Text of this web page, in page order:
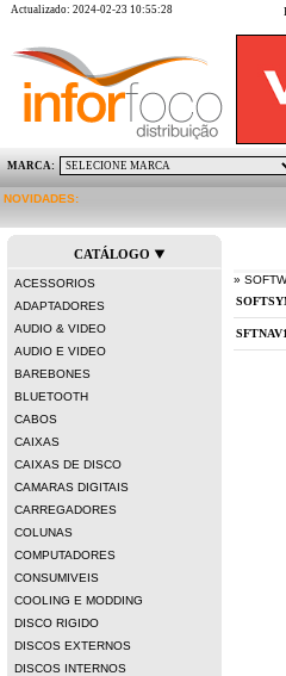
Actualizado: 2024-02-23 10:55:28
MARCA:
NOVIDADES:
CATÁLOGO
ACESSORIOS
ADAPTADORES
AUDIO & VIDEO
AUDIO E VIDEO
BAREBONES
BLUETOOTH
CABOS
CAIXAS
CAIXAS DE DISCO
CAMARAS DIGITAIS
CARREGADORES
COLUNAS
COMPUTADORES
CONSUMIVEIS
COOLING E MODDING
DISCO RIGIDO
DISCOS EXTERNOS
DISCOS INTERNOS
»